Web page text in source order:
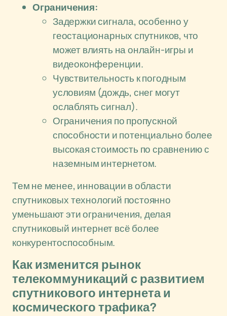
Ограничения:
Задержки сигнала, особенно у
геостационарных спутников, что
может влиять на онлайн-игры и
видеоконференции.
Чувствительность к погодным
условиям (дождь, снег могут
ослаблять сигнал).
Ограничения по пропускной
способности и потенциально более
высокая стоимость по сравнению с
наземным интернетом.
Тем не менее, инновации в области
спутниковых технологий постоянно
уменьшают эти ограничения, делая
спутниковый интернет всё более
конкурентоспособным.
Как изменится рынок
телекоммуникаций с развитием
спутникового интернета и
космического трафика?